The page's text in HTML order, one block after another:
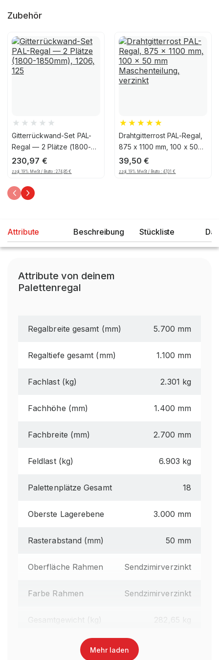
Zubehör
Gitterrückwand-Set PAL-
Regal — 2 Plätze (1800-
1850mm), 1206, 125
230,97 €
zzgl. 19% MwSt / Brutto :274,85€
Drahtgitterrost PAL-Regal,
875 x 1100 mm, 100 x 50
mm Maschenteilung,
verzinkt
39,50€
zzgl. 19% MwSt / Brutto :47,01€
Attribute Beschreibung Stückliste
Attribute von deinem
Palettenregal
Regalbreite gesamt (mm) 5.700 mm
Regaltiefe gesamt (mm) 1.100 mm
Fachlast (kg) 2.301 kg
Fachhöhe (mm) 1.400 mm
Fachbreite (mm) 2.700 mm
Feldlast (kg) 6.903 kg
Palettenplätze Gesamt 18
Oberste Lagerebene 3.000 mm
Rasterabstand (mm) 50 mm
Oberfläche Rahmen Sendzimirverzinkt
Farbe Rahmen Sendzimirverzinkt
Gesamtgewicht (kg) 282,65 kg
Regalhöhe gesamt (mm)
Mehr laden